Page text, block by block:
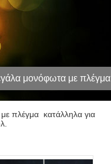
μονόφωτα με πλέγμα
με πλέγμα κατάλληλα για